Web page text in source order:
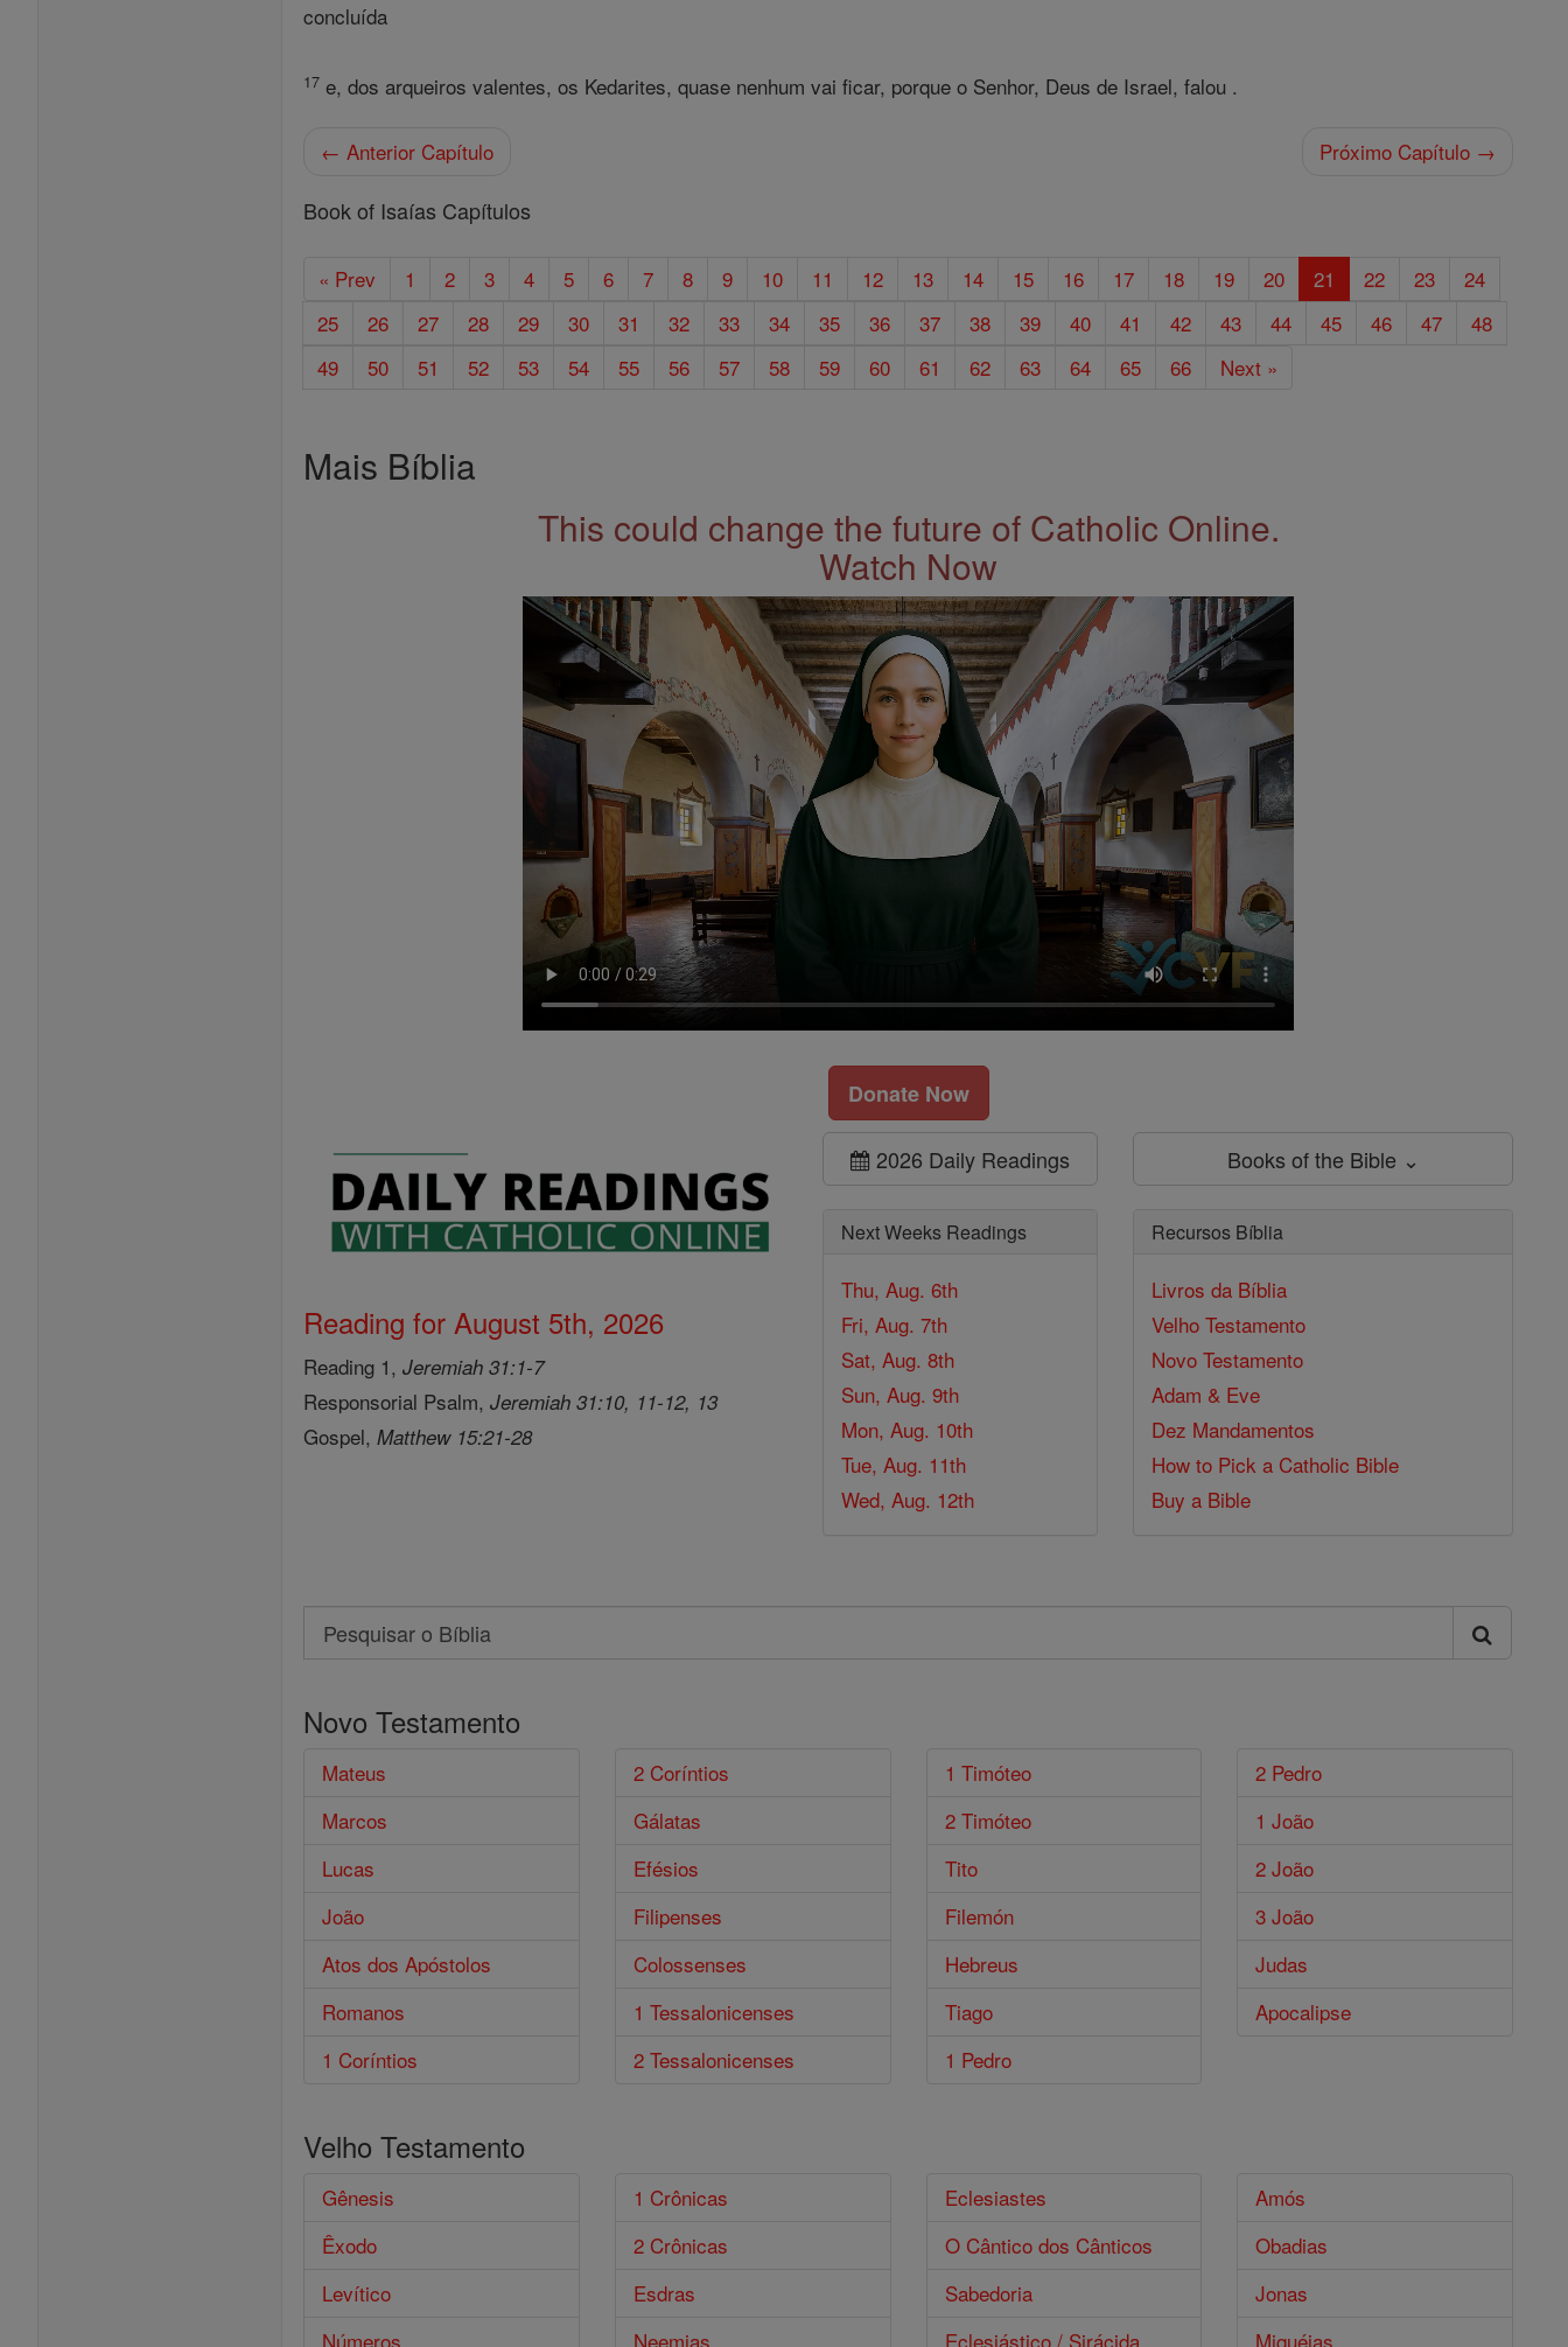
concluída
17 e, dos arqueiros valentes, os Kedarites, quase nenhum vai ficar, porque o Senhor, Deus de Israel, falou .
← Anterior Capítulo Próximo Capítulo →
Book of Isaías Capítulos
« Prev 1 2 3 4 5 6 7 8 9 10 11 12 13 14 15 16 17 18 19 20 21 22 23
24
25
26 27 28 29 30 31 32 33 34 35 36 37 38 39 40 41 42 43 44 45 46 47
48
49
50 51 52 53 54 55 56 57 58 59 60 61 62 63 64 65 66 Next »
Mais Bíblia
This could change the future of Catholic Online.
Watch Now
Donate Now
Reading for August 5th, 2026
Reading 1,Jeremiah 31:1-7
Responsorial Psalm,Jeremiah 31:10, 11-12, 13
Gospel,Matthew 15:21-28
2026 Daily Readings
Next Weeks Readings
Thu, Aug. 6th
Fri, Aug. 7th
Sat, Aug. 8th
Sun, Aug. 9th
Mon, Aug. 10th
Tue, Aug. 11th
Wed, Aug. 12th
Books of the Bible ⌄
Recursos Bíblia
Livros da Bíblia
Velho Testamento
Novo Testamento
Adam & Eve
Dez Mandamentos
How to Pick a Catholic Bible
Buy a Bible
Search
Pesquisar
Bíblia
Novo Testamento
Mateus
Marcos
Lucas
João
Atos dos Apóstolos
Romanos
1 Coríntios
2 Coríntios
Gálatas
Efésios
Filipenses
Colossenses
1 Tessalonicenses
2 Tessalonicenses
1 Timóteo
2 Timóteo
Tito
Filemón
Hebreus
Tiago
1 Pedro
2 Pedro
1 João
2 João
3 João
Judas
Apocalipse
Velho Testamento
Gênesis
Êxodo
Levítico
Números
1 Crônicas
2 Crônicas
Esdras
Neemias
Eclesiastes
O Cântico dos Cânticos
Sabedoria
Eclesiástico / Sirácida
Amós
Obadias
Jonas
Miquéias